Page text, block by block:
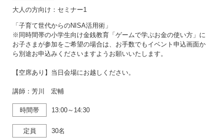
大人の方向け：セミナー1
「子育て世代からのNISA活用術」
※同時間帯の小学生向け金銭教育「ゲームで学ぶお金の使い方」に
お子さまが参加をご希望の場合は、お手数でもイベント申込画面か
ら別途お申込みくださいますようお願いいたします。
【空席あり】当日会場にお越しください。
講師：芳川 宏輔
時間帯 13:00～14:30
定員 30名